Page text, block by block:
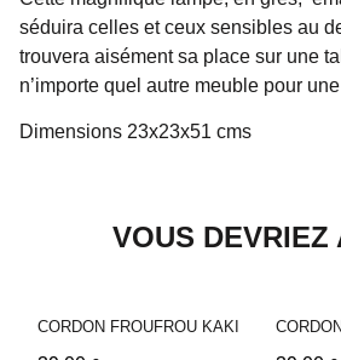
séduira celles et ceux sensibles au
trouvera aisément sa place sur une
n’importe quel autre meuble pour
Dimensions 23x23x51 cms
VOUS DEVRIEZ
CORDON FROUFROU KAKI